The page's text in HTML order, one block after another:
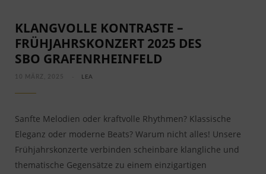
KLANGVOLLE KONTRASTE –
FRÜHJAHRSKONZERT 2025 DES
SBO GRAFENRHEINFELD
LEA
Sanfte Melodien oder kraftvolle Rhythmen? Klassische
Eleganz oder moderne Beats? Warum nicht alles! Unsere
Frühjahrskonzerte verbinden scheinbare klangliche und
thematische Gegensätze zu einem einzigartigen